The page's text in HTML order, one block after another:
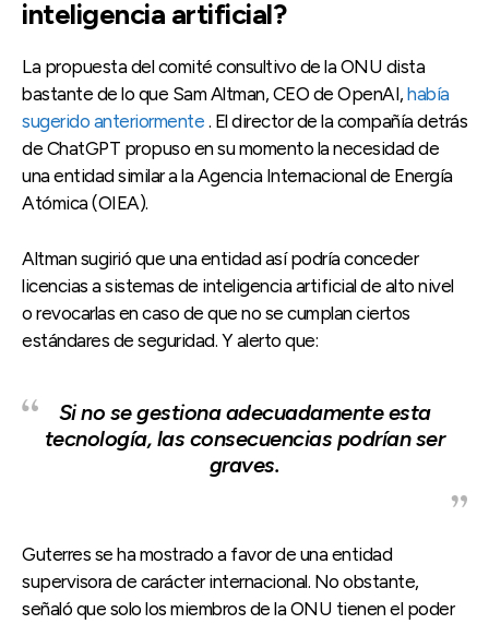
inteligencia artificial?
La propuesta del comité consultivo de la ONU dista
bastante de lo que Sam Altman, CEO de OpenAI, había
sugerido anteriormente . El director de la compañía detrás
de ChatGPT propuso en su momento la necesidad de
una entidad similar a la Agencia Internacional de Energía
Atómica (OIEA).
Altman sugirió que una entidad así podría conceder
licencias a sistemas de inteligencia artificial de alto nivel
o revocarlas en caso de que no se cumplan ciertos
estándares de seguridad. Y alerto que:
Si no se gestiona adecuadamente esta
tecnología, las consecuencias podrían ser
graves.
Guterres se ha mostrado a favor de una entidad
supervisora de carácter internacional. No obstante,
señaló que solo los miembros de la ONU tienen el poder